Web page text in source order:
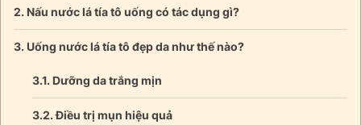
Nấu nước lá tía tô uống có tác dụng gì?
Uống nước lá tía tô đẹp da như thế nào?
Dưỡng da trắng mịn
Điều trị mụn hiệu quả